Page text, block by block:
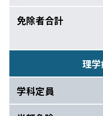
理